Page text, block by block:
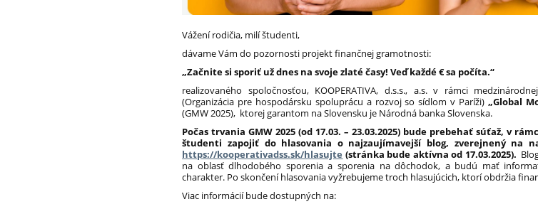
Vážení rodičia, milí študenti,
dávame Vám do pozornosti projekt finančnej gramotnosti:
„Začnite si sporiť už dnes na svoje zlaté časy! Veď každé € sa počíta.“
realizovaného spoločnosťou, KOOPERATIVA, d.s.s., a.s. v rámci
(Organizácia pre hospodársku spoluprácu a rozvoj so sídlom v Paríži) „Global
(GMW 2025), ktorej garantom na Slovensku je Národná banka Slovenska.
Počas trvania GMW 2025 (od 17.03. – 23.03.2025) bude prebehať súťaž, v
študenti zapojiť do hlasovania o najzaujímavejší blog, zverejnený na
https://kooperativadss.sk/hlasujte (stránka bude aktívna od 17.03.2025).
na oblasť dlhodobého sporenia a sporenia na dôchodok, a budú mať
charakter. Po skončení hlasovania vyžrebujeme troch hlasujúcich, ktorí obdržia
Viac informácií bude dostupných na: